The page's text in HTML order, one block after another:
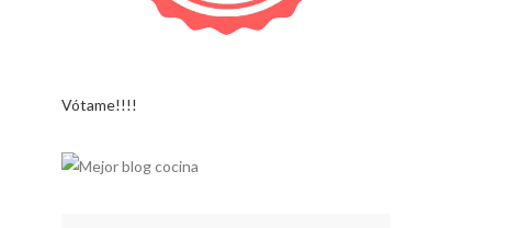
Vótame!!!!